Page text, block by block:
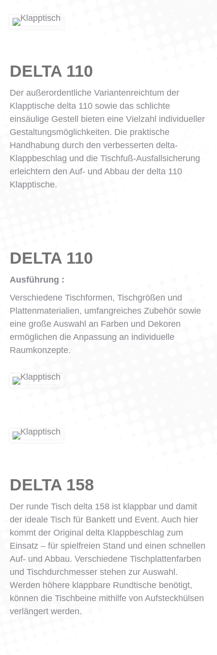
DELTA 110
Der außerordentliche Variantenreichtum der
Klapptische delta 110 sowie das schlichte
einsäulige Gestell bieten eine Vielzahl individueller
Gestaltungsmöglichkeiten. Die praktische
Handhabung durch den verbesserten delta-
Klappbeschlag und die Tischfuß-Ausfallsicherung
erleichtern den Auf- und Abbau der delta 110
Klapptische.
DELTA 110
Ausführung :
Verschiedene Tischformen, Tischgrößen und
Plattenmaterialien, umfangreiches Zubehör sowie
eine große Auswahl an Farben und Dekoren
ermöglichen die Anpassung an individuelle
Raumkonzepte.
DELTA 158
Der runde Tisch delta 158 ist klappbar und damit
der ideale Tisch für Bankett und Event. Auch hier
kommt der Original delta Klappbeschlag zum
Einsatz – für spielfreien Stand und einen schnellen
Auf- und Abbau. Verschiedene Tischplattenfarben
und Tischdurchmesser stehen zur Auswahl.
Werden höhere klappbare Rundtische benötigt,
können die Tischbeine mithilfe von Aufsteckhülsen
verlängert werden.